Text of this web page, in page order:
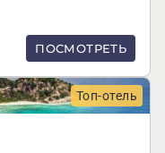
ПОСМОТРЕТЬ
Топ-отель